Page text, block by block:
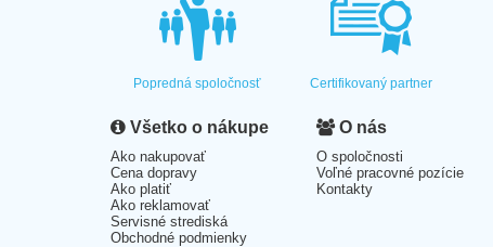
Popredná spoločnosť Certifikovaný partner
Všetko o nákupe
Ako nakupovať
Cena dopravy
Ako platiť
Ako reklamovať
Servisné strediská
Obchodné podmienky
O nás
O spoločnosti
Voľné pracovné pozície
Kontakty